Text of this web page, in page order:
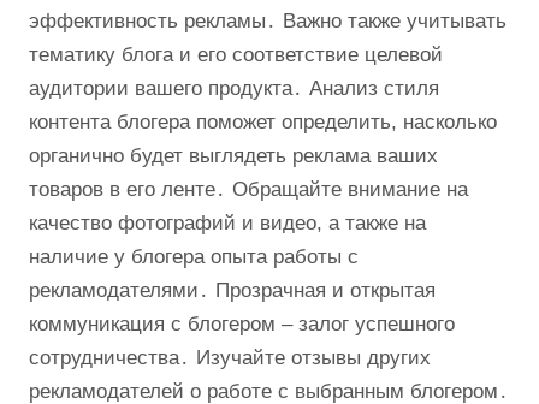
эффективность рекламы․ Важно также учитывать
тематику блога и его соответствие целевой
аудитории вашего продукта․ Анализ стиля
контента блогера поможет определить, насколько
органично будет выглядеть реклама ваших
товаров в его ленте․ Обращайте внимание на
качество фотографий и видео, а также на
наличие у блогера опыта работы с
рекламодателями․ Прозрачная и открытая
коммуникация с блогером – залог успешного
сотрудничества․ Изучайте отзывы других
рекламодателей о работе с выбранным блогером․